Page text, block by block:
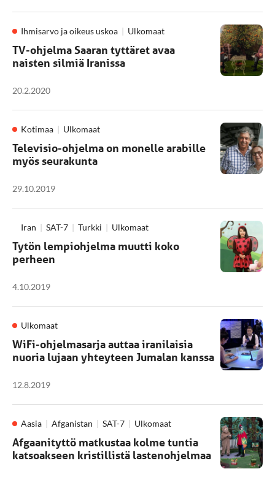
Ihmisarvo ja oikeus uskoa Ulkomaat
TV-ohjelma Saaran tyttäret avaa
naisten silmiä Iranissa
20.2.2020
Kotimaa Ulkomaat
Televisio-ohjelma on monelle arabille
myös seurakunta
29.10.2019
Iran SAT-7 Turkki Ulkomaat
Tytön lempiohjelma muutti koko
perheen
4.10.2019
Ulkomaat
WiFi-ohjelmasarja auttaa iranilaisia
nuoria lujaan yhteyteen Jumalan kanssa
12.8.2019
Aasia Afganistan SAT-7 Ulkomaat
Afgaanityttö matkustaa kolme tuntia
katsoakseen kristillistä lastenohjelmaa